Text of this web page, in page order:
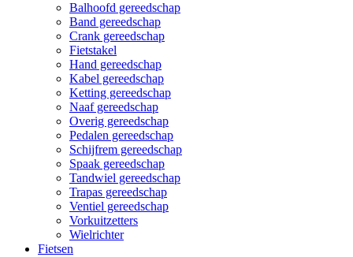
Balhoofd gereedschap
Band gereedschap
Crank gereedschap
Fietstakel
Hand gereedschap
Kabel gereedschap
Ketting gereedschap
Naaf gereedschap
Overig gereedschap
Pedalen gereedschap
Schijfrem gereedschap
Spaak gereedschap
Tandwiel gereedschap
Trapas gereedschap
Ventiel gereedschap
Vorkuitzetters
Wielrichter
Fietsen